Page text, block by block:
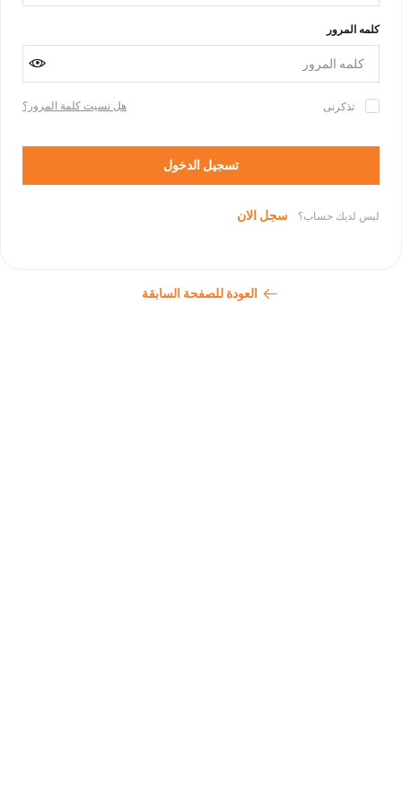
كلمه المرور
تذكرنى هل نسيت كلمة المرور؟
تسجيل الدخول
ليس لديك حساب؟ سجل الان
العودة للصفحة السابقة